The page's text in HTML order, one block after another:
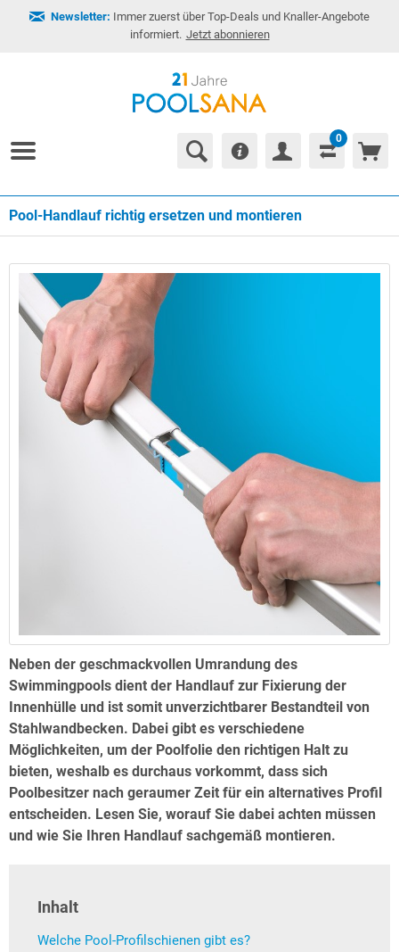
Newsletter: Immer zuerst über Top-Deals und Knaller-Angebote
informiert. Jetzt abonnieren
0
Pool-Handlauf richtig ersetzen und montieren
Neben der geschmackvollen Umrandung des
Swimmingpools dient der Handlauf zur Fixierung der
Innenhülle und ist somit unverzichtbarer Bestandteil von
Stahlwandbecken. Dabei gibt es verschiedene
Möglichkeiten, um der Poolfolie den richtigen Halt zu
bieten, weshalb es durchaus vorkommt, dass sich
Poolbesitzer nach geraumer Zeit für ein alternatives Profil
entscheiden. Lesen Sie, worauf Sie dabei achten müssen
und wie Sie Ihren Handlauf sachgemäß montieren.
Inhalt
Welche Pool-Profilschienen gibt es?